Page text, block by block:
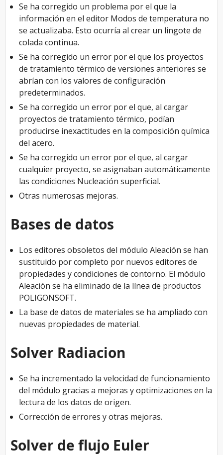
Se ha corregido un problema por el que la
información en el editor Modos de temperatura no
se actualizaba. Esto ocurría al crear un lingote de
colada continua.
Se ha corregido un error por el que los proyectos
de tratamiento térmico de versiones anteriores se
abrían con los valores de configuración
predeterminados.
Se ha corregido un error por el que, al cargar
proyectos de tratamiento térmico, podían
producirse inexactitudes en la composición química
del acero.
Se ha corregido un error por el que, al cargar
cualquier proyecto, se asignaban automáticamente
las condiciones Nucleación superficial.
Otras numerosas mejoras.
Bases de datos
Los editores obsoletos del módulo Aleación se han
sustituido por completo por nuevos editores de
propiedades y condiciones de contorno. El módulo
Aleación se ha eliminado de la línea de productos
POLIGONSOFT.
La base de datos de materiales se ha ampliado con
nuevas propiedades de material.
Solver Radiacion
Se ha incrementado la velocidad de funcionamiento
del módulo gracias a mejoras y optimizaciones en la
lectura de los datos de origen.
Corrección de errores y otras mejoras.
Solver de flujo Euler